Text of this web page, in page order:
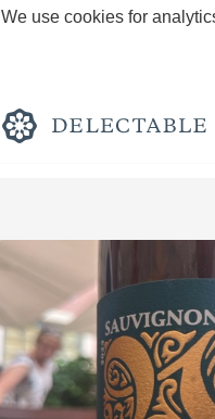
We use cookies for
Rich and
Classic